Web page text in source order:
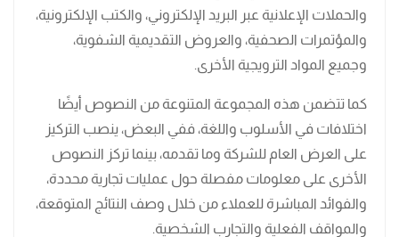
والحملات الإعلانية عبر البريد الإلكتروني، والكتب الإلكترونية،
والمؤتمرات الصحفية، والعروض التقديمية الشفوية،
وجميع المواد الترويجية الأخرى.
كما تتضمن هذه المجموعة المتنوعة من النصوص أيضًا
اختلافات في الأسلوب واللغة، ففي البعض، ينصب التركيز
على العرض العام للشركة وما تقدمه، بينما تركز النصوص
الأخرى على معلومات مفصلة حول عمليات تجارية محددة،
والفوائد المباشرة للعملاء من خلال وصف النتائج المتوقعة،
والمواقف الفعلية والتجارب الشخصية.